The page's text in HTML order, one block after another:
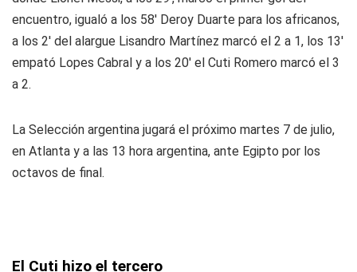
encuentro, igualó a los 58' Deroy Duarte para los africanos,
a los 2' del alargue Lisandro Martínez marcó el 2 a 1, los 13'
empató Lopes Cabral y a los 20' el Cuti Romero marcó el 3
a 2.
La Selección argentina jugará el próximo martes 7 de julio,
en Atlanta y a las 13 hora argentina, ante Egipto por los
octavos de final.
El Cuti hizo el tercero